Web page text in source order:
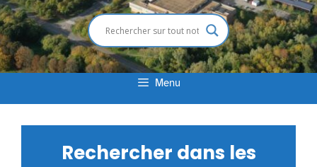
Menu
Rechercher dans les